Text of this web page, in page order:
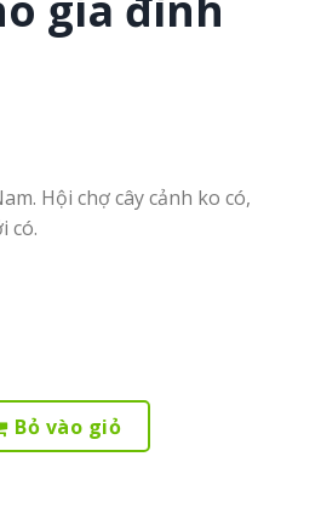
Hội chợ cây cảnh ko có,
có.
Bỏ vào giỏ